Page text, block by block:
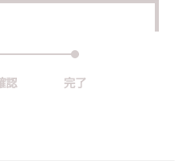
認 完了